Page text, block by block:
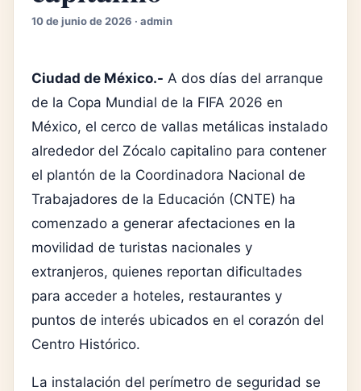
10 de junio de 2026 · admin
Ciudad de México.- A dos días del arranque
de la Copa Mundial de la FIFA 2026 en
México, el cerco de vallas metálicas instalado
alrededor del Zócalo capitalino para contener
el plantón de la Coordinadora Nacional de
Trabajadores de la Educación (CNTE) ha
comenzado a generar afectaciones en la
movilidad de turistas nacionales y
extranjeros, quienes reportan dificultades
para acceder a hoteles, restaurantes y
puntos de interés ubicados en el corazón del
Centro Histórico.
La instalación del perímetro de seguridad se